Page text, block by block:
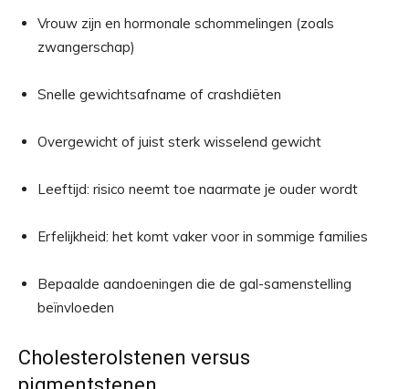
Vrouw zijn en hormonale schommelingen (zoals
zwangerschap)
Snelle gewichtsafname of crashdiëten
Overgewicht of juist sterk wisselend gewicht
Leeftijd: risico neemt toe naarmate je ouder wordt
Erfelijkheid: het komt vaker voor in sommige families
Bepaalde aandoeningen die de gal-samenstelling
beïnvloeden
Cholesterolstenen versus